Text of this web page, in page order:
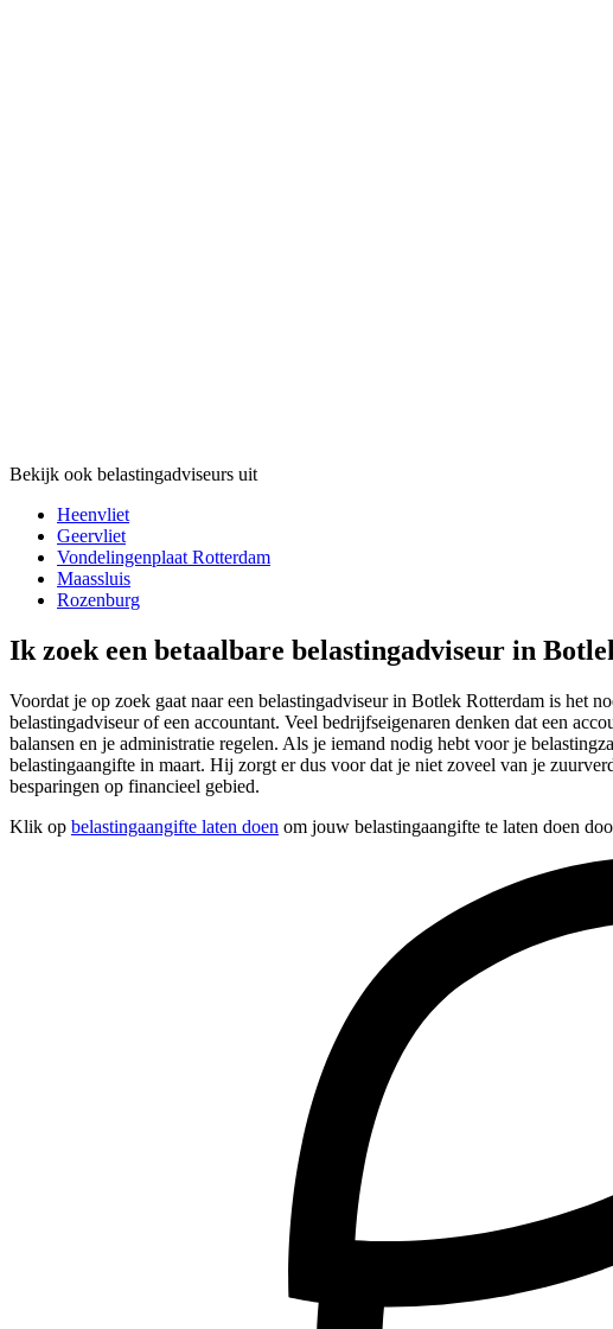
Bekijk ook belastingadviseurs uit
Heenvliet
Geervliet
Vondelingenplaat Rotterdam
Maassluis
Rozenburg
Ik zoek een betaalbare belastingadviseur in
Voordat je op zoek gaat naar een belastingadviseur in Botlek Rotterdam is het
belastingadviseur of een accountant. Veel bedrijfseigenaren denken dat een
balansen en je administratie regelen. Als je iemand nodig hebt voor je
belastingaangifte in maart. Hij zorgt er dus voor dat je niet zoveel van je
besparingen op financieel gebied.
Klik op belastingaangifte laten doen om jouw belastingaangifte te laten doen